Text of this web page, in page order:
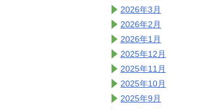
2026年3月
2026年2月
2026年1月
2025年12月
2025年11月
2025年10月
2025年9月